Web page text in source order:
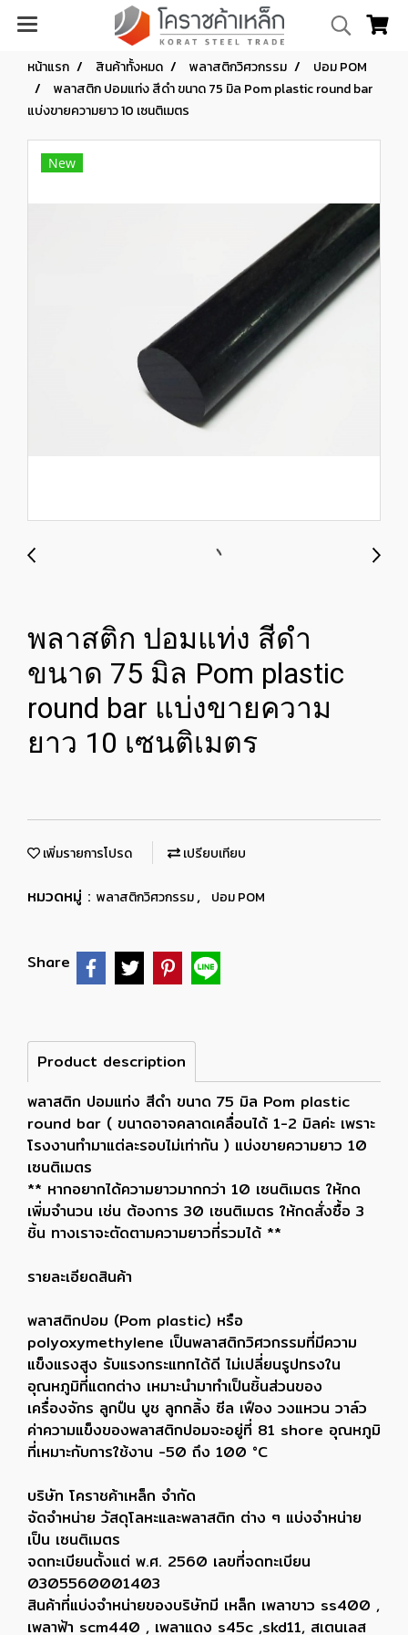
หน้าแรก สินค้าทั้งหมด พลาสติกวิศวกรรม
ปอม POM
พลาสติก ปอมแท่ง สีดำ ขนาด 75 มิล Pom plastic round bar
แบ่งขายความยาว 10 เซนติเมตร
New
พลาสติก ปอมแท่ง สีดำ
ขนาด 75 มิล Pom plastic
round bar แบ่งขายความ
ยาว 10 เซนติเมตร
เพิ่มรายการโปรด เปรียบเทียบ
หมวดหมู่ : พลาสติกวิศวกรรม, ปอม POM
Share
Product description
พลาสติก ปอมแท่ง สีดำ ขนาด 75 มิล Pom plastic
round bar ( ขนาดอาจคลาดเคลื่อนได้ 1-2 มิลค่ะ เพราะ
โรงงานทำมาแต่ละรอบไม่เท่ากัน ) แบ่งขายความยาว 10
เซนติเมตร
** หากอยากได้ความยาวมากกว่า 10 เซนติเมตร ให้กด
เพิ่มจำนวน เช่น ต้องการ 30 เซนติเมตร ให้กดสั่งซื้อ 3
ชิ้น ทางเราจะตัดตามความยาวที่รวมได้ **
รายละเอียดสินค้า
พลาสติกปอม (Pom plastic) หรือ
polyoxymethylene เป็นพลาสติกวิศวกรรมที่มีความ
แข็งแรงสูง รับแรงกระแทกได้ดี ไม่เปลี่ยนรูปทรงใน
อุณหภูมิที่แตกต่าง เหมาะนำมาทำเป็นชิ้นส่วนของ
เครื่องจักร ลูกปืน บูช ลูกกลิ้ง ซีล เฟือง วงแหวน วาล์ว
ค่าความแข็งของพลาสติกปอมจะอยู่ที่ 81 shore อุณหภูมิ
ที่เหมาะกับการใช้งาน -50 ถึง 100 °C
บริษัท โคราชค้าเหล็ก จำกัด
จัดจำหน่าย วัสดุโลหะและพลาสติก ต่าง ๆ แบ่งจำหน่าย
เป็น เซนติเมตร
จดทะเบียนตั้งแต่ พ.ศ. 2560 เลขที่จดทะเบียน
0305560001403
สินค้าที่แบ่งจำหน่ายของบริษัทมี เหล็ก เพลาขาว ss400 ,
เพลาฟ้า scm440 , เพลาแดง s45c ,skd11, สเตนเลส